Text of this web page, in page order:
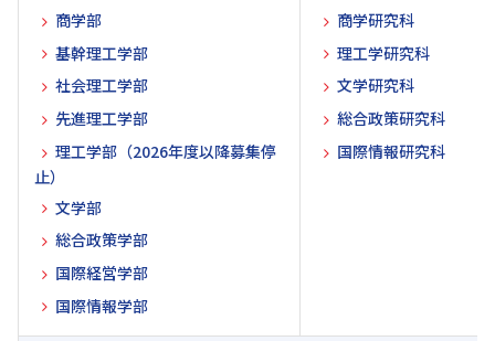
商学部
基幹理工学部
社会理工学部
先進理工学部
理工学部（2026年度以降募集停
止）
文学部
総合政策学部
国際経営学部
国際情報学部
商学研究科
理工学研究科
文学研究科
総合政策研究科
国際情報研究科